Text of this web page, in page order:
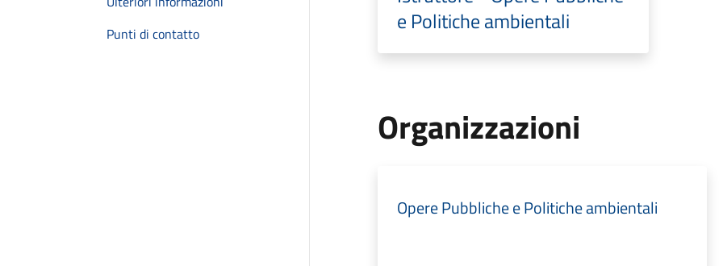
Punti di contatto
e Politiche ambientali
Organizzazioni
Opere Pubbliche e Politiche ambientali